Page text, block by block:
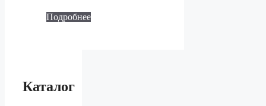
Подробнее
Каталог